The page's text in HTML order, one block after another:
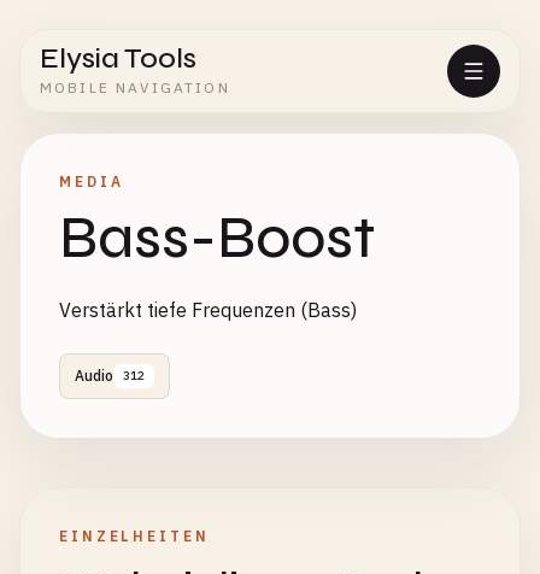
Elysia Tools
MOBILE NAVIGATION
MEDIA
Bass-Boost
Verstärkt tiefe Frequenzen (Bass)
Audio 312
EINZELHEITEN